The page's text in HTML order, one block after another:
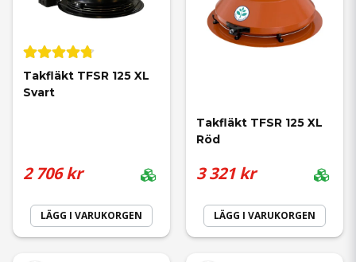
Takfläkt TFSR 125 XL
Svart
2 706 kr
LÄGG I VARUKORGEN
Takfläkt TFSR 125 XL
Röd
3 321 kr
LÄGG I VARUKORGEN